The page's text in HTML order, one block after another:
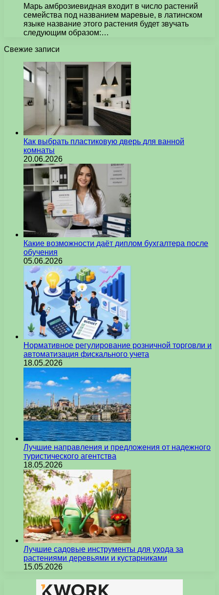
Марь амброзиевидная входит в число растений
семейства под названием маревые, в латинском
языке название этого растения будет звучать
следующим образом:…
Свежие записи
Как выбрать пластиковую дверь для ванной
комнаты
20.06.2026
Какие возможности даёт диплом бухгалтера после
обучения
05.06.2026
Нормативное регулирование розничной торговли и
автоматизация фискального учета
18.05.2026
Лучшие направления и предложения от надежного
туристического агентства
18.05.2026
Лучшие садовые инструменты для ухода за
растениями деревьями и кустарниками
15.05.2026